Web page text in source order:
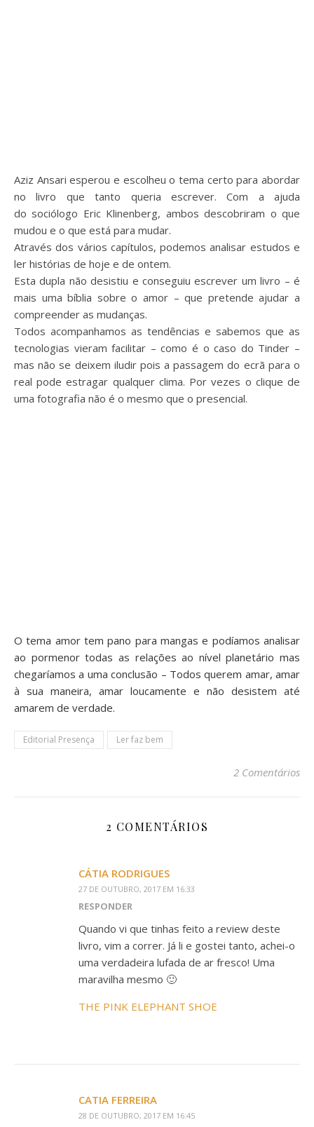
Aziz Ansari esperou e escolheu o tema certo para abordar
no livro que tanto queria escrever. Com a ajuda
do sociólogo Eric Klinenberg, ambos descobriram o que
mudou e o que está para mudar.
Através dos vários capítulos, podemos analisar estudos e
ler histórias de hoje e de ontem.
Esta dupla não desistiu e conseguiu escrever um livro – é
mais uma bíblia sobre o amor – que pretende ajudar a
compreender as mudanças.
Todos acompanhamos as tendências e sabemos que as
tecnologias vieram facilitar – como é o caso do Tinder –
mas não se deixem iludir pois a passagem do ecrã para o
real pode estragar qualquer clima. Por vezes o clique de
uma fotografia não é o mesmo que o presencial.
O tema amor tem pano para mangas e podíamos analisar
ao pormenor todas as relações ao nível planetário mas
chegaríamos a uma conclusão – Todos querem amar, amar
à sua maneira, amar loucamente e não desistem até
amarem de verdade.
Editorial Presença Ler faz bem
2 Comentários
2 COMENTÁRIOS
CÁTIA RODRIGUES
27 DE OUTUBRO, 2017 EM 16:33
RESPONDER
Quando vi que tinhas feito a review deste
livro, vim a correr. Já li e gostei tanto, achei-o
uma verdadeira lufada de ar fresco! Uma
maravilha mesmo 🙂
THE PINK ELEPHANT SHOE
CATIA FERREIRA
28 DE OUTUBRO, 2017 EM 16:45